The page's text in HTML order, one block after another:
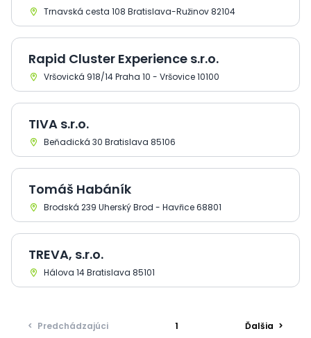
Trnavská cesta 108 Bratislava-Ružinov 82104
Rapid Cluster Experience s.r.o.
Vršovická 918/14 Praha 10 - Vršovice 10100
TIVA s.r.o.
Beňadická 30 Bratislava 85106
Tomáš Habáník
Brodská 239 Uherský Brod - Havřice 68801
TREVA, s.r.o.
Hálova 14 Bratislava 85101
< Predchádzajúci 1 Ďalšia >